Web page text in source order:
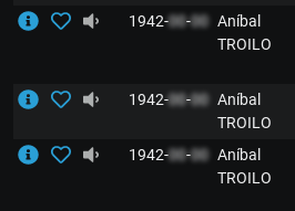
1942-00-00 Aníbal
TROILO
1942-00-00 Aníbal
TROILO
1942-00-00 Aníbal
TROILO